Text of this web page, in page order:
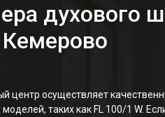
духового
Кемерово
центр осуществляет
таких как FL 100/1 W.